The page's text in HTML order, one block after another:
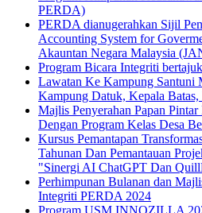
PERDA)
PERDA dianugerahkan Sijil
Accounting System for
Akauntan Negara Malaysia
Program Bicara Integriti
Lawatan Ke Kampung
Kampung Datuk, Kepala Batas,
Majlis Penyerahan Papan
Dengan Program Kelas Desa
Kursus Pemantapan
Tahunan Dan Pemantauan
"Sinergi AI ChatGPT Dan
Perhimpunan Bulanan dan
Integriti PERDA 2024
Program USM INNOZILLA